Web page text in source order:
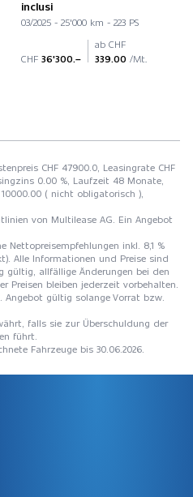
inclusi
03/2025 - 25'000 km - 223 PS
CHF 36'300.–
ab CHF
339.00 /Mt.
CHF 47900.0, Leasingrate CHF
0.00 %, Laufzeit 48 Monate,
10000.00 ( nicht obligatorisch ),
von Multilease AG. Ein Angebot
Nettopreisempfehlungen inkl. 8,1 %
Alle Informationen und Preise sind
allfällige Änderungen bei den
Preisen bleiben jederzeit vorbehalten.
Angebot gültig solange Vorrat bzw.
falls sie zur Überschuldung der
führt.
Fahrzeuge bis 30.06.2026.